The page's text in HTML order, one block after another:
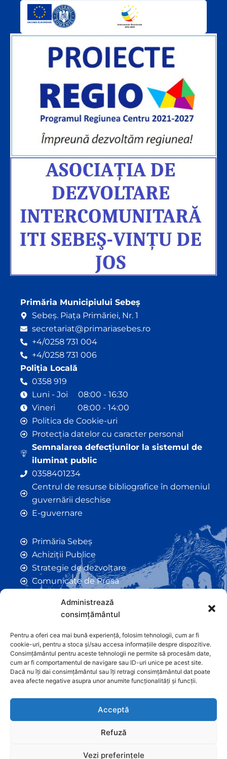
Administrează
consimțământul
Pentru a oferi cea mai bună experiență, folosim tehnologii, cum ar fi
cookie-uri, pentru a stoca și/sau accesa informațiile despre dispozitive.
Consimțământul pentru aceste tehnologii ne permite să procesăm date,
cum ar fi comportamentul de navigare sau ID-uri unice pe acest site.
Dacă nu îți dai consimțământul sau îți retragi consimțământul dat poate
avea afecte negative asupra unor anumite funcționalități și funcții.
Acceptă
Refuză
Vezi preferințele
o
o
u
t
u
b
e
Primăria Municipiului Sebeș
Sebeș. Piața Primăriei, Nr. 1
secretariat@primariasebes.ro
+4/0258 731 004
+4/0258 731 006
Poliția Locală
0358 919
Luni - Joi 08:00 - 16:30
Vineri 08:00 - 14:00
Politica de Cookie-uri
Protecția datelor cu caracter personal
Semnalarea defecțiunilor la sistemul de
iluminat public
0358401234
Centrul de resurse bibliografice în domeniul
guvernării deschise
E-guvernare
Primăria Sebeș
Achiziții Publice
Strategie de dezvoltare
Comunicate de Presă
Anunțuri
Hotarâri de Consiliu
Certificate de Urbanism
Autorizații de Construcții
Orașe Înfrățite
Contact
Graficã și dezvoltare website